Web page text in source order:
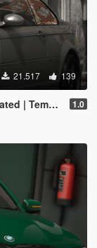
21.517 139
Template] 1.0